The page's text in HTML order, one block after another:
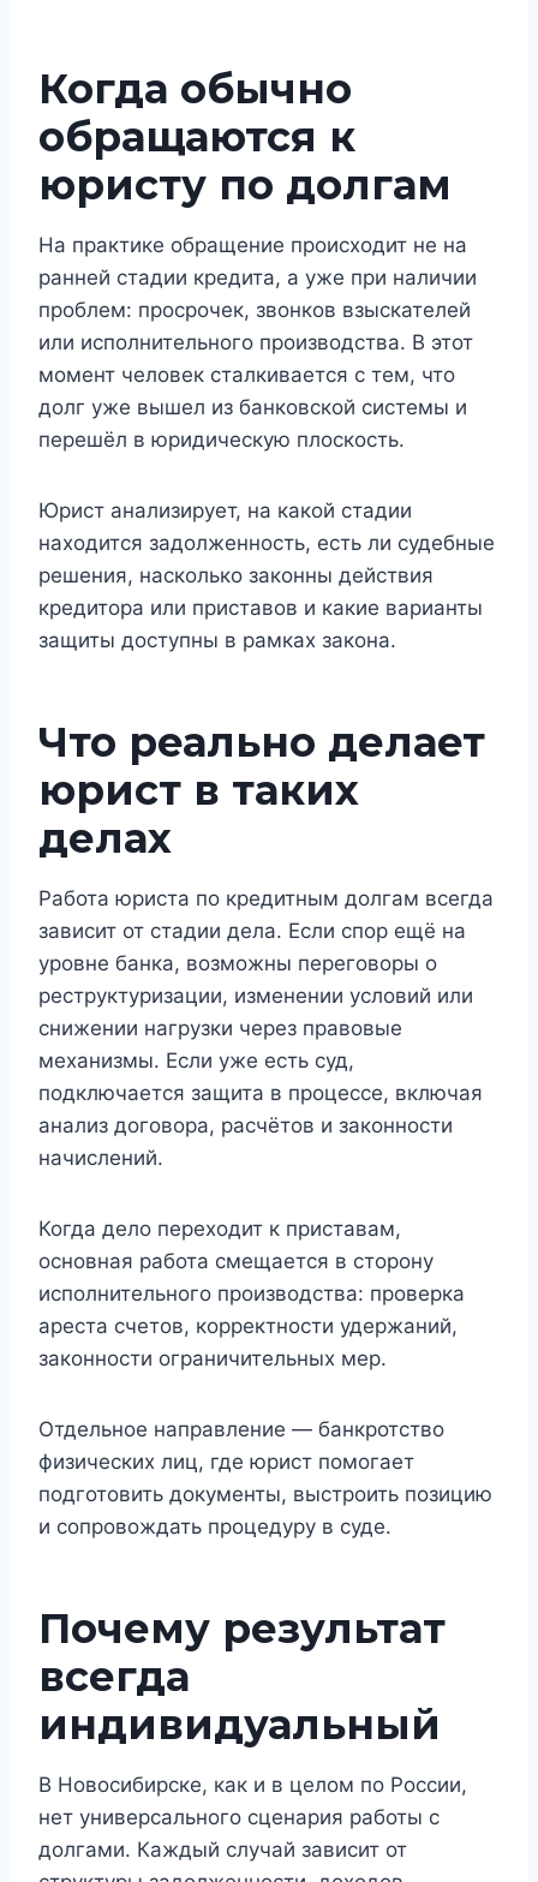
Когда обычно
обращаются к
юристу по долгам
На практике обращение происходит не на
ранней стадии кредита, а уже при наличии
проблем: просрочек, звонков взыскателей
или исполнительного производства. В этот
момент человек сталкивается с тем, что
долг уже вышел из банковской системы и
перешёл в юридическую плоскость.
Юрист анализирует, на какой стадии
находится задолженность, есть ли судебные
решения, насколько законны действия
кредитора или приставов и какие варианты
защиты доступны в рамках закона.
Что реально делает
юрист в таких
делах
Работа юриста по кредитным долгам всегда
зависит от стадии дела. Если спор ещё на
уровне банка, возможны переговоры о
реструктуризации, изменении условий или
снижении нагрузки через правовые
механизмы. Если уже есть суд,
подключается защита в процессе, включая
анализ договора, расчётов и законности
начислений.
Когда дело переходит к приставам,
основная работа смещается в сторону
исполнительного производства: проверка
ареста счетов, корректности удержаний,
законности ограничительных мер.
Отдельное направление — банкротство
физических лиц, где юрист помогает
подготовить документы, выстроить позицию
и сопровождать процедуру в суде.
Почему результат
всегда
индивидуальный
В Новосибирске, как и в целом по России,
нет универсального сценария работы с
долгами. Каждый случай зависит от